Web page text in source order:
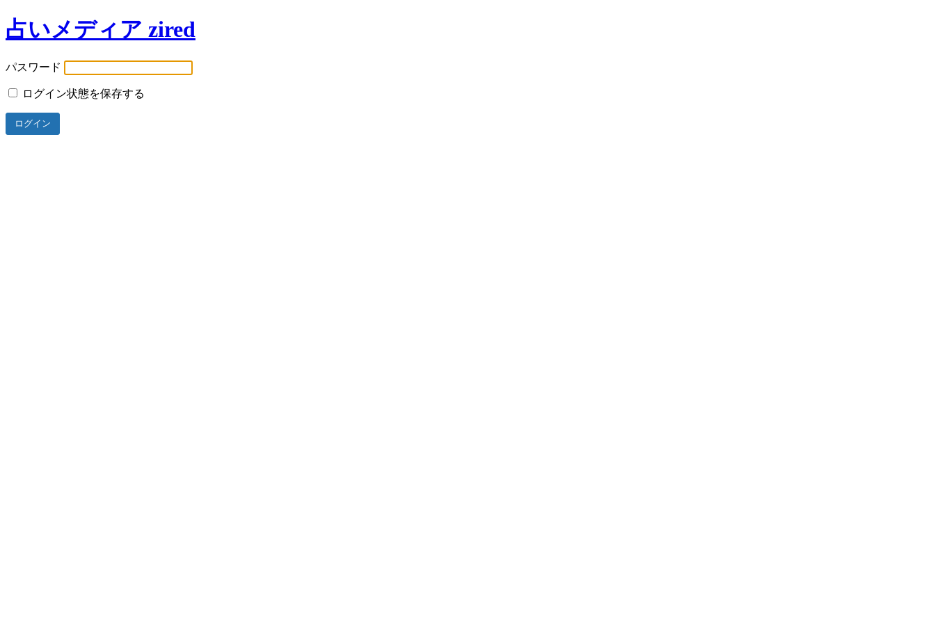
占いメディア zired
パスワード
ログイン状態を保存する